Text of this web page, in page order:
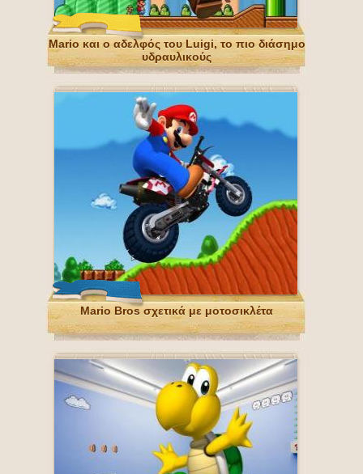
Mario και ο αδελφός του Luigi, το πιο διάσημο
υδραυλικούς
Mario Bros σχετικά με μοτοσικλέτα